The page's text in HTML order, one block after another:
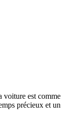
voiture est comme
précieux et un